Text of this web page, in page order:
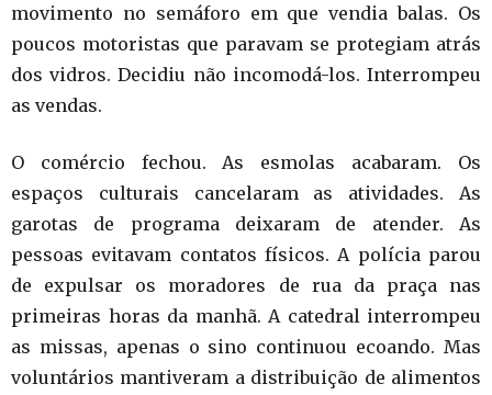
movimento no semáforo em que vendia balas. Os
poucos motoristas que paravam se protegiam atrás
dos vidros. Decidiu não incomodá-los. Interrompeu
as vendas.
O comércio fechou. As esmolas acabaram. Os
espaços culturais cancelaram as atividades. As
garotas de programa deixaram de atender. As
pessoas evitavam contatos físicos. A polícia parou
de expulsar os moradores de rua da praça nas
primeiras horas da manhã. A catedral interrompeu
as missas, apenas o sino continuou ecoando. Mas
voluntários mantiveram a distribuição de alimentos